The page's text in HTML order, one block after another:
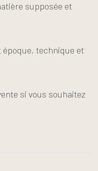
supposée et
technique et
si vous souhaitez